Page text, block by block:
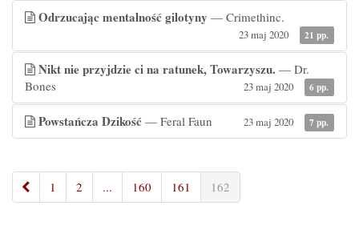
Odrzucając mentalność gilotyny — Crimethinc.
23 maj 2020 21 pp.
Nikt nie przyjdzie ci na ratunek, Towarzyszu. — Dr.
Bones
23 maj 2020 6 pp.
Powstańcza Dzikość — Feral Faun 23 maj 2020 7 pp.
« 1 2 ... 160 161 162